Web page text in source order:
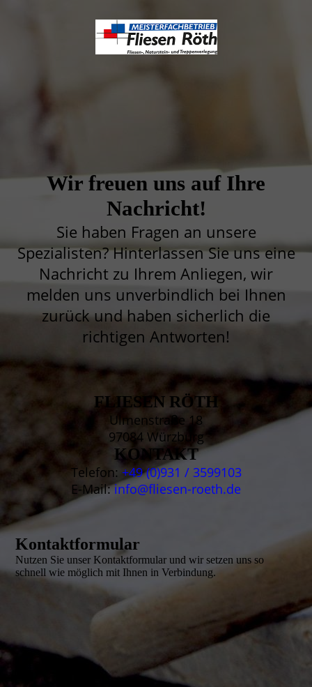
Wir freuen uns auf Ihre
Nachricht!
Sie haben Fragen an unsere
Spezialisten? Hinterlassen Sie uns eine
Nachricht zu Ihrem Anliegen, wir
melden uns unverbindlich bei Ihnen
zurück und haben sicherlich die
richtigen Antworten!
FLIESEN RÖTH
Ulmenstraße 18
97084 Würzburg
KONTAKT
Telefon: +49 (0)931 / 3599103
E-Mail:info@fliesen-roeth.de
Kontaktformular
Nutzen Sie unser Kontakt­for­mular und wir setzen uns so
schnell wie möglich mit Ihnen in Verbindung.